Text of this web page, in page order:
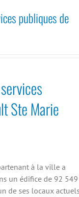
publiques de
Ste Marie
à la ville a
un édifice de 92 549
de ses locaux